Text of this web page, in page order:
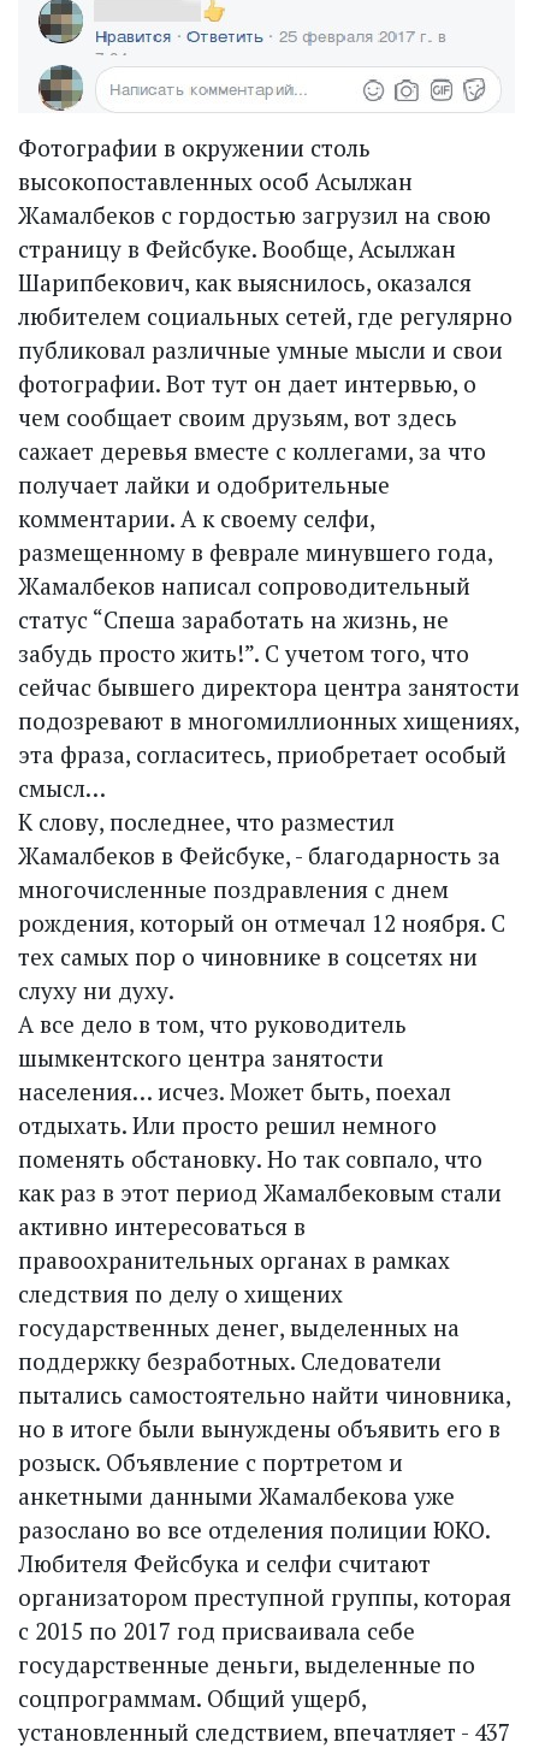
Фотографии в окружении столь
высокопоставленных особ Асыл­жан
Жамалбеков с гордостью загрузил на свою
страницу в Фейсбуке. Вообще, Асылжан
Шарипбекович, как выяснилось, оказался
любителем социальных сетей, где регулярно
публиковал различные умные мысли и свои
фотографии. Вот тут он дает интервью, о
чем сообщает своим друзьям, вот здесь
сажает деревья вместе с коллегами, за что
получает лайки и одобрительные
комментарии. А к своему селфи,
размещенному в феврале минувшего года,
Жамалбеков написал сопроводительный
статус “Спеша заработать на жизнь, не
забудь просто жить!”. С учетом того, что
сейчас бывшего директора центра занятости
подозревают в многомиллионных хищениях,
эта фраза, согласитесь, приобретает особый
смысл…
К слову, последнее, что разместил
Жамалбеков в Фейс­буке, - благодарность за
многочисленные поздравления с днем
рождения, который он отмечал 12 ноября. С
тех самых пор о чиновнике в соцсетях ни
слуху ни духу.
А все дело в том, что руководитель
шымкентского центра занятости
населения… исчез. Может быть, поехал
отдыхать. Или просто решил немного
поменять обстановку. Но так совпало, что
как раз в этот период Жамалбековым стали
активно интересоваться в
правоохранительных органах в рамках
следствия по делу о хищених
государственных денег, выделенных на
поддержку безработных. Следователи
пытались самостоятельно найти чиновника,
но в итоге были вынуждены объявить его в
розыск. Объявление с портретом и
анкетными данными Жамалбекова уже
разослано во все отделения полиции ЮКО.
Любителя Фейсбука и селфи считают
организатором преступной группы, которая
с 2015 по 2017 год присваивала себе
государственные деньги, выделенные по
соцпрограммам. Общий ущерб,
установленный следствием, впечатляет - 437